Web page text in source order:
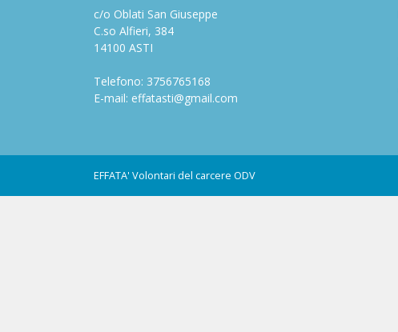
c/o Oblati San Giuseppe
C.so Alfieri, 384
14100 ASTI
Telefono: 3756765168
E-mail: effatasti@gmail.com
EFFATA' Volontari del carcere ODV